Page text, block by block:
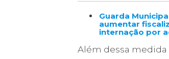
Guarda
aumentar
internação por
Além dessa